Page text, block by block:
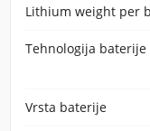
Lithium weight per
Tehnologija baterije
Vrsta baterije